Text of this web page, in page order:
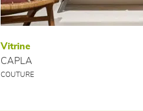
Vitrine
CAPLA
COUTURE